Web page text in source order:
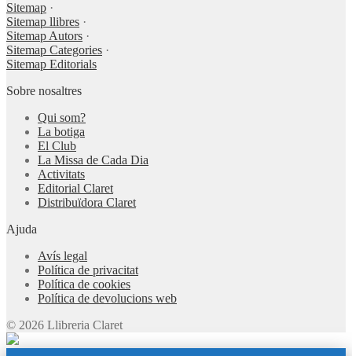
Sitemap ·
Sitemap llibres ·
Sitemap Autors ·
Sitemap Categories ·
Sitemap Editorials
Sobre nosaltres
Qui som?
La botiga
El Club
La Missa de Cada Dia
Activitats
Editorial Claret
Distribuïdora Claret
Ajuda
Avís legal
Política de privacitat
Política de cookies
Política de devolucions web
© 2026 Llibreria Claret